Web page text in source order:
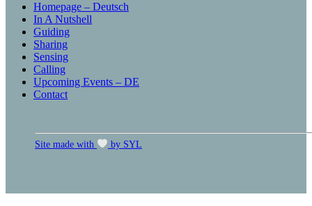
Homepage – Deutsch
In A Nutshell
Guiding
Sharing
Sensing
Calling
Upcoming Events – DE
Contact
Site made with by SYL